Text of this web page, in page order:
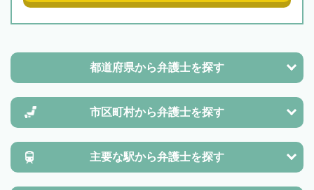
都道府県から弁護士を探す
市区町村から弁護士を探す
主要な駅から弁護士を探す